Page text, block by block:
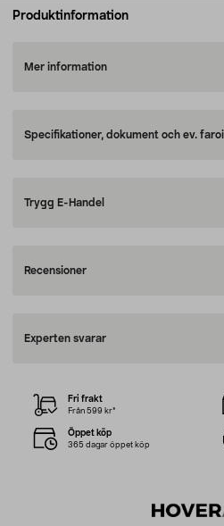
Produktinformation
Mer information
Specifikationer, dokument och ev.
Trygg E-Handel
Recensioner
Experten svarar
Fri frakt
Från 599 kr*
Öppet köp
365 dagar öppet köp